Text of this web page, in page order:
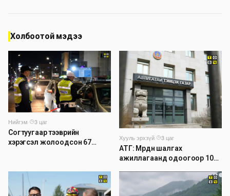
Холбоотой мэдээ
Нийгэм·
3 цаг
Согтуугаар тээврийн
хэрэгсэл жолоодсон 67
Хууль эрхзүй·
3 цаг
АТГ: Мөрдөн шалгах
ажиллагаанд одоогоор 1026